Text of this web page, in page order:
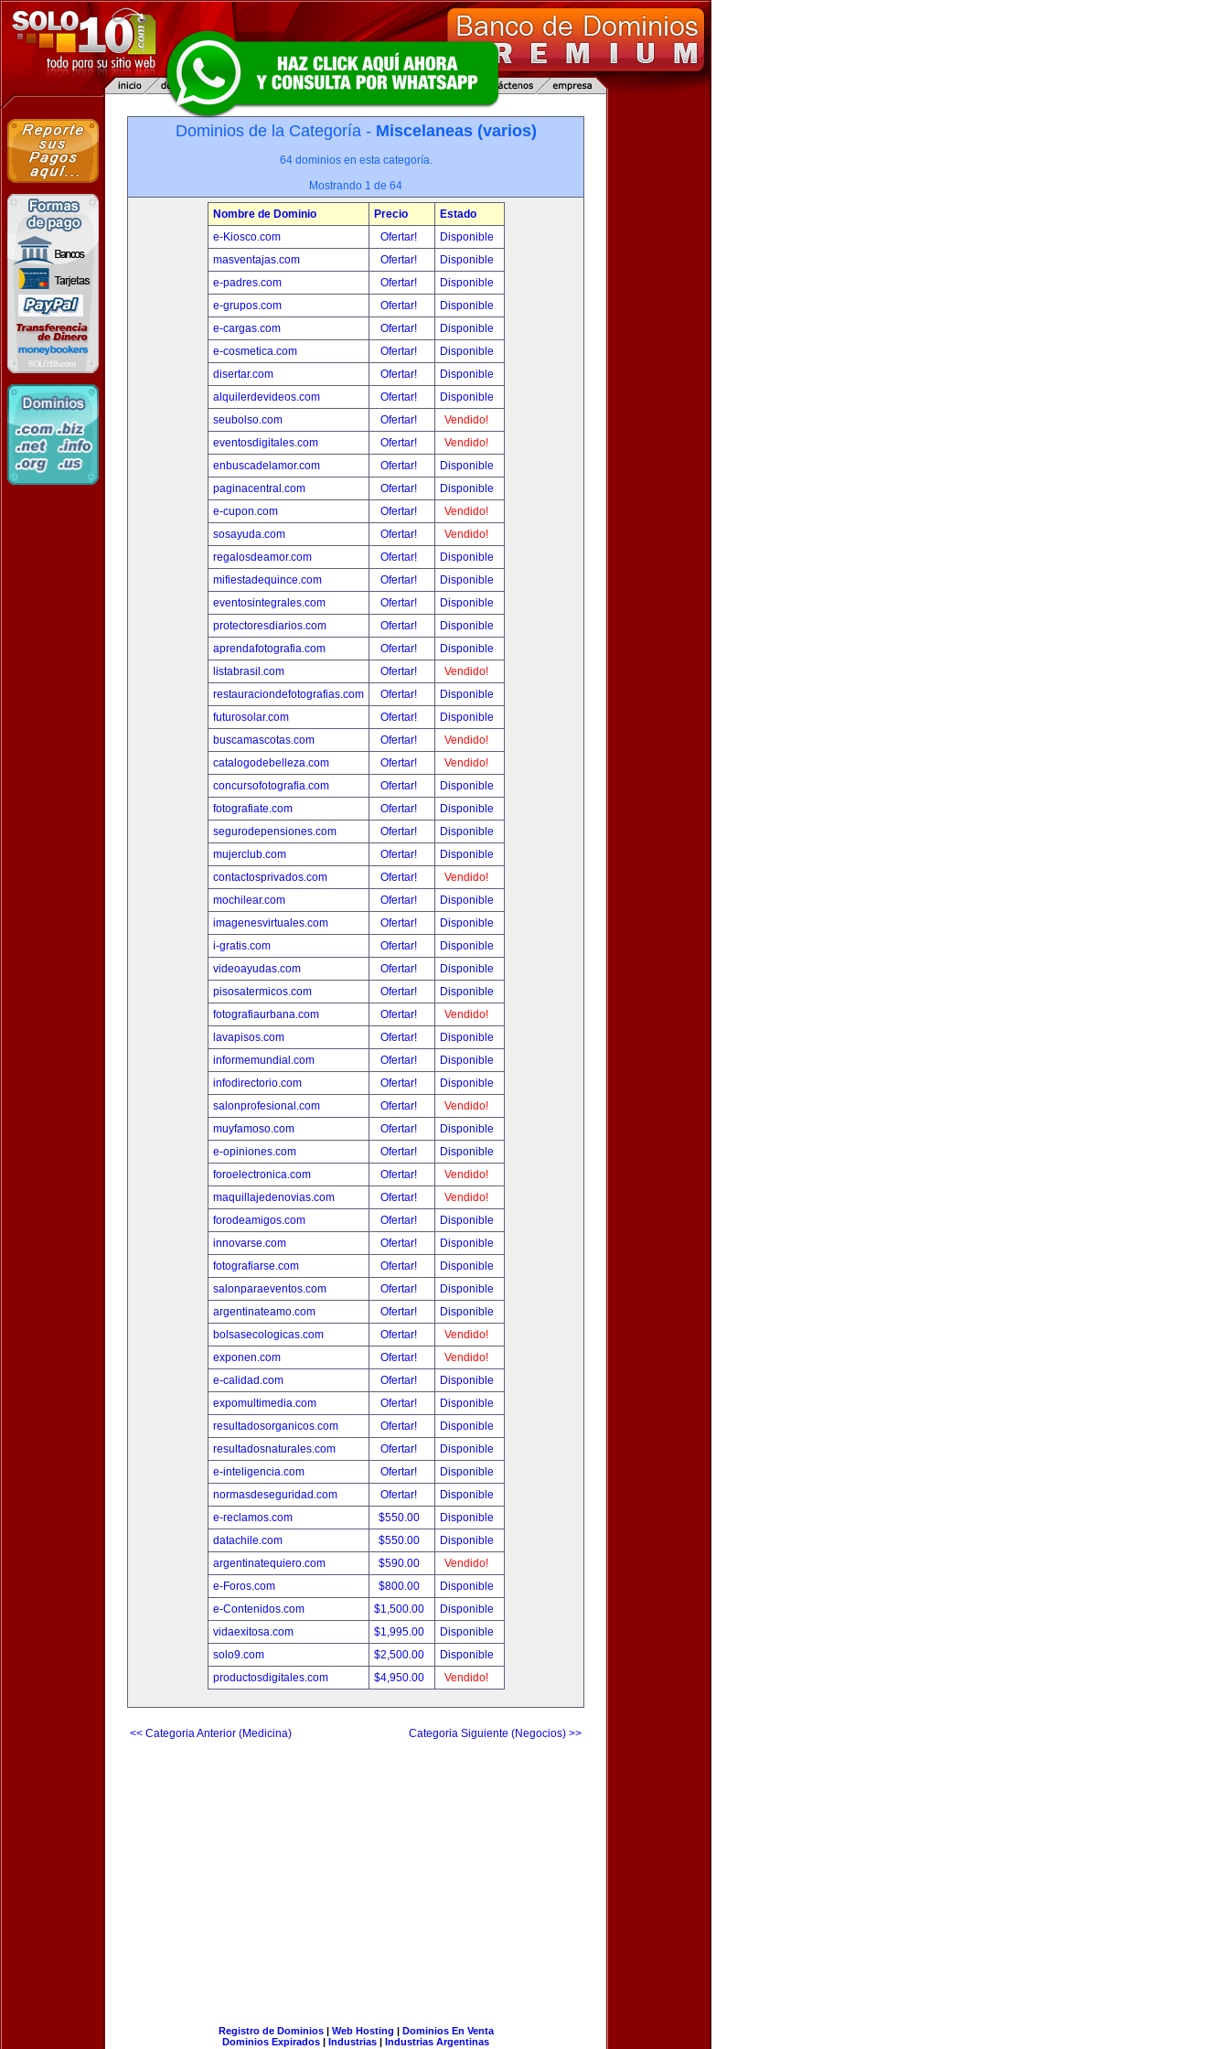
Dominios de la Categoría - Miscelaneas (varios)
64 dominios en esta categoría.
Mostrando 1 de 64
Nombre de Dominio Precio
Estado
e-Kiosco.com
Ofertar!
Disponible
masventajas.com
Ofertar!
Disponible
e-padres.com
Ofertar!
Disponible
e-grupos.com
Ofertar!
Disponible
e-cargas.com
Ofertar!
Disponible
e-cosmetica.com
Ofertar!
Disponible
disertar.com
Ofertar!
Disponible
alquilerdevideos.com
Ofertar!
Disponible
seubolso.com
Ofertar!
Vendido!
eventosdigitales.com
Ofertar!
Vendido!
enbuscadelamor.com
Ofertar!
Disponible
paginacentral.com
Ofertar!
Disponible
e-cupon.com
Ofertar!
Vendido!
sosayuda.com
Ofertar!
Vendido!
regalosdeamor.com
Ofertar!
Disponible
mifiestadequince.com
Ofertar!
Disponible
eventosintegrales.com
Ofertar!
Disponible
protectoresdiarios.com
Ofertar!
Disponible
aprendafotografia.com
Ofertar!
Disponible
listabrasil.com
Ofertar!
Vendido!
restauraciondefotografias.com
Ofertar!
Disponible
futurosolar.com
Ofertar!
Disponible
buscamascotas.com
Ofertar!
Vendido!
catalogodebelleza.com
Ofertar!
Vendido!
concursofotografia.com
Ofertar!
Disponible
fotografiate.com
Ofertar!
Disponible
segurodepensiones.com
Ofertar!
Disponible
mujerclub.com
Ofertar!
Disponible
contactosprivados.com
Ofertar!
Vendido!
mochilear.com
Ofertar!
Disponible
imagenesvirtuales.com
Ofertar!
Disponible
i-gratis.com
Ofertar!
Disponible
videoayudas.com
Ofertar!
Disponible
pisosatermicos.com
Ofertar!
Disponible
fotografiaurbana.com
Ofertar!
Vendido!
lavapisos.com
Ofertar!
Disponible
informemundial.com
Ofertar!
Disponible
infodirectorio.com
Ofertar!
Disponible
salonprofesional.com
Ofertar!
Vendido!
muyfamoso.com
Ofertar!
Disponible
e-opiniones.com
Ofertar!
Disponible
foroelectronica.com
Ofertar!
Vendido!
maquillajedenovias.com
Ofertar!
Vendido!
forodeamigos.com
Ofertar!
Disponible
innovarse.com
Ofertar!
Disponible
fotografiarse.com
Ofertar!
Disponible
salonparaeventos.com
Ofertar!
Disponible
argentinateamo.com
Ofertar!
Disponible
bolsasecologicas.com
Ofertar!
Vendido!
exponen.com
Ofertar!
Vendido!
e-calidad.com
Ofertar!
Disponible
expomultimedia.com
Ofertar!
Disponible
resultadosorganicos.com
Ofertar!
Disponible
resultadosnaturales.com
Ofertar!
Disponible
e-inteligencia.com
Ofertar!
Disponible
normasdeseguridad.com
Ofertar!
Disponible
e-reclamos.com
$550.00
Disponible
datachile.com
$550.00
Disponible
argentinatequiero.com
$590.00
Vendido!
e-Foros.com
$800.00
Disponible
e-Contenidos.com
$1,500.00
Disponible
vidaexitosa.com
$1,995.00
Disponible
solo9.com
$2,500.00
Disponible
productosdigitales.com
$4,950.00 Vendido!
<< Categoria Anterior (Medicina) Categoria Siguiente (Negocios) >>
Registro de Dominios| Web Hosting | Dominios En Venta
Dominios Expirados | Industrias | Industrias Argentinas